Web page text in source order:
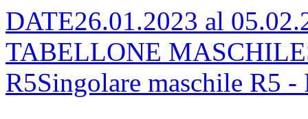
DATE26.01.2023 al
TABELLONE
R5Singolare maschile R5 -